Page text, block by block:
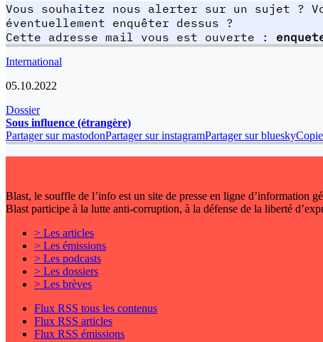
Vous souhaitez nous alerter sur un sujet ?
éventuellement enquêter dessus ?
Cette adresse mail vous est ouverte :
International
05.10.2022
Dossier
Sous influence (étrangère)
Partager sur mastodonPartager sur instagramPartager sur bluesky
Blast, le souffle de l’info est un site de presse en ligne d’information
Blast participe à la lutte anti-corruption, à la défense de la liberté
> Les articles
> Les émissions
> Les podcasts
> Les dossiers
> Les brèves
Flux RSS tous les contenus
Flux RSS articles
Flux RSS émissions